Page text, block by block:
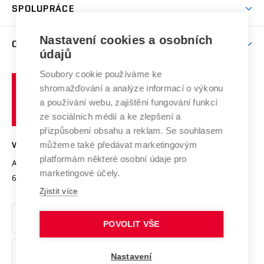
Celoživotní vzdělávání
E-přihláška
Harmonogram akademického roku
Závěrečné práce
Doktorské studium
Zpracování osobních údajů studentů
Sociální bezpečí
Studium bez bariér
Podpora podnikání
Mezinárodní vědecká rada
Systém zajišťování kvality výzkumu
Výzkumné infrastruktury
Transfer znalostí
Open Science
Projekty
Projekty ze strukturálních fondů
Specifický výzkum
SPOLUPRÁCE
Firemní spolupráce
Zahraniční spolupráce
Spolupráce se školami
Mezinárodní dohody
Univerzitní sítě
O UNIVERZITĚ
Profil univerzity
Udržitelná univerzita
Podnikavá univerzita / ContriBUTe
Bezpečná univerzita
Vyznamenání
Organizační struktura
Ochrana osobních údajů
učení
technické
Brně
VYSOKÉ UČENÍ TECHNICKÉ V BRNĚ
Antonínská 548/1
602 00 Brno
www.vut.cz
vut@vutbr.cz
Nastavení cookies a osobních
údajů
Soubory cookie používáme ke
shromažďování a analýze informací o výkonu
a používání webu, zajištění fungování funkcí
ze sociálních médií a ke zlepšení a
přizpůsobení obsahu a reklam. Se souhlasem
můžeme také předávat marketingovým
platformám některé osobní údaje pro
marketingové účely.
Zjistit více
POVOLIT VŠE
Nastavení